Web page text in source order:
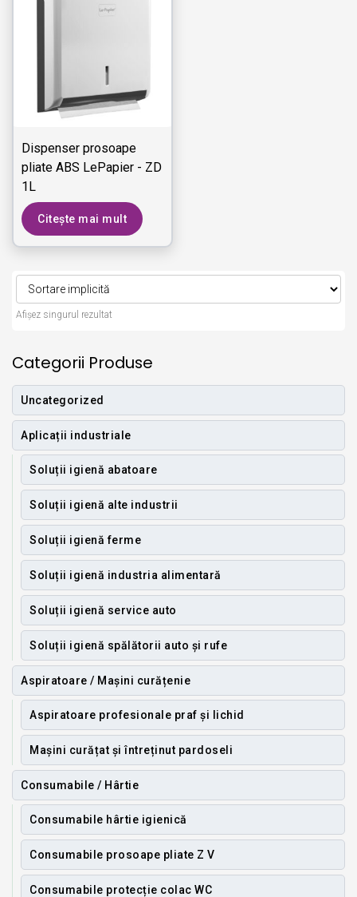
Dispenser prosoape
pliate ABS LePapier - ZD
1L
Citește mai mult
Afișez singurul rezultat
Categorii Produse
Uncategorized
Aplicații industriale
Soluții igienă abatoare
Soluții igienă alte industrii
Soluții igienă ferme
Soluții igienă industria alimentară
Soluții igienă service auto
Soluții igienă spălătorii auto și rufe
Aspiratoare / Mașini curățenie
Aspiratoare profesionale praf și lichid
Mașini curățat și întreținut pardoseli
Consumabile / Hârtie
Consumabile hârtie igienică
Consumabile prosoape pliate Z V
Consumabile protecție colac WC